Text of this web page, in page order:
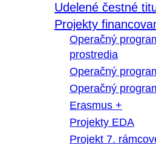
Udelené čestné
Projekty
Operačný
prostredia
Operačný
Operačný
Erasmus +
Projekty EDA
Projekt 7.